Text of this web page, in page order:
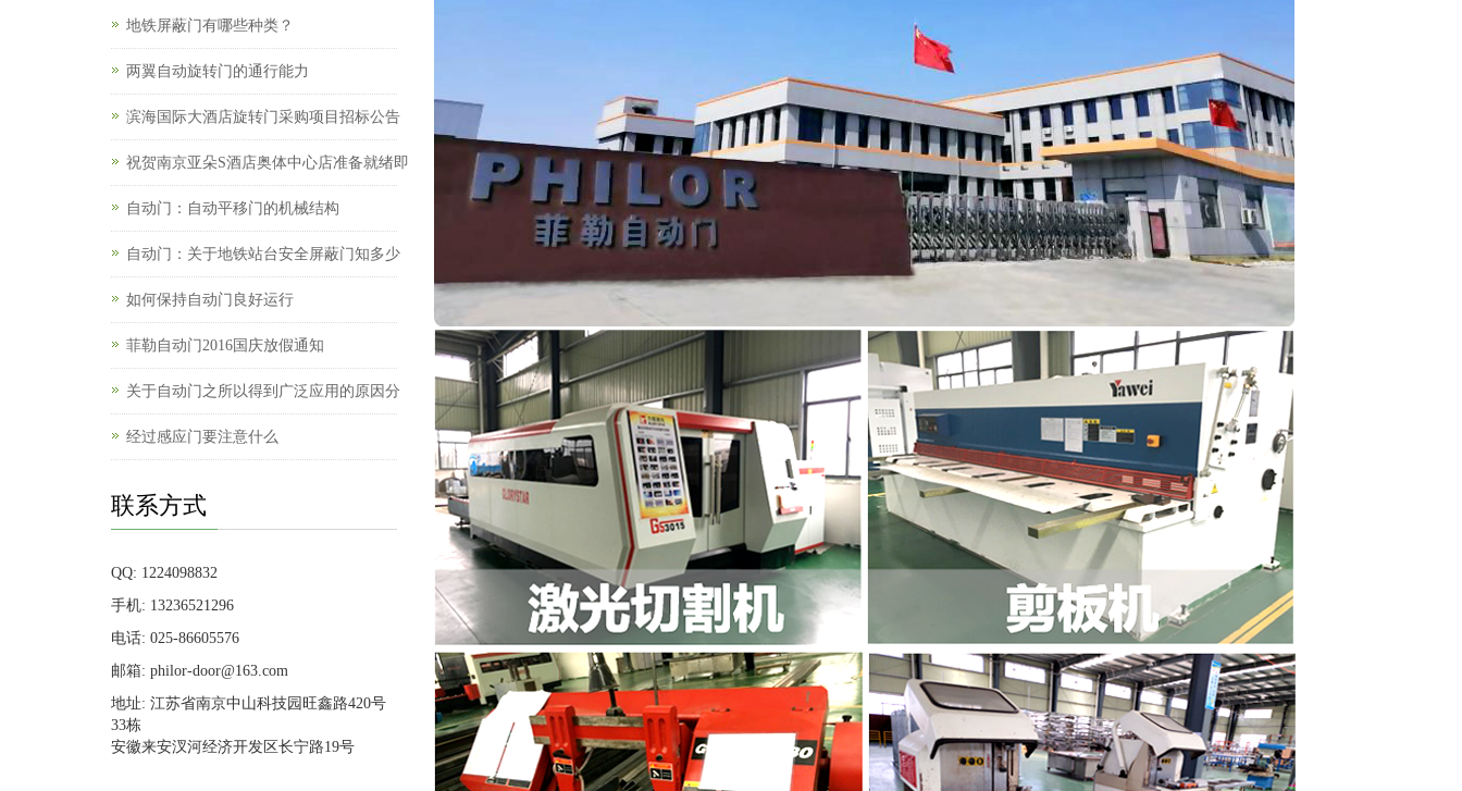
地铁屏蔽门有哪些种类？
两翼自动旋转门的通行能力
滨海国际大酒店旋转门采购项目招标公告
祝贺南京亚朵S酒店奥体中心店准备就绪即
自动门：自动平移门的机械结构
自动门：关于地铁站台安全屏蔽门知多少
如何保持自动门良好运行
菲勒自动门2016国庆放假通知
关于自动门之所以得到广泛应用的原因分
经过感应门要注意什么
联系方式
QQ: 1224098832
手机: 13236521296
电话: 025-86605576
邮箱: philor-door@163.com
地址: 江苏省南京中山科技园旺鑫路420号
33栋
安徽来安汊河经济开发区长宁路19号